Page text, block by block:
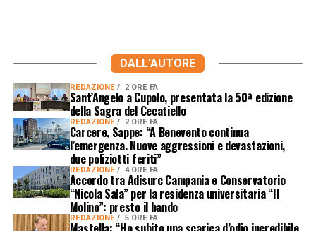
DALL'AUTORE
REDAZIONE 2 ORE FA
Sant’Angelo a Cupolo, presentata la 50ª edizione
della Sagra del Cecatiello
REDAZIONE 2 ORE FA
Carcere, Sappe: “A Benevento continua
l’emergenza. Nuove aggressioni e devastazioni,
due poliziotti feriti”
REDAZIONE 4 ORE FA
Accordo tra Adisurc Campania e Conservatorio
“Nicola Sala” per la residenza universitaria “Il
Molino”: presto il bando
REDAZIONE 5 ORE FA